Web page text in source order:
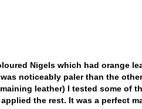
Nigels which had orange
noticeably paler than the
leather) I tested some of
the rest. It was a perfect